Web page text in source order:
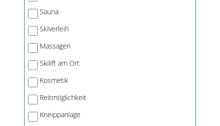
Sauna
Skiverleih
Massagen
Skilift am Ort
Kosmetik
Reitmöglichkeit
Kneippanlage